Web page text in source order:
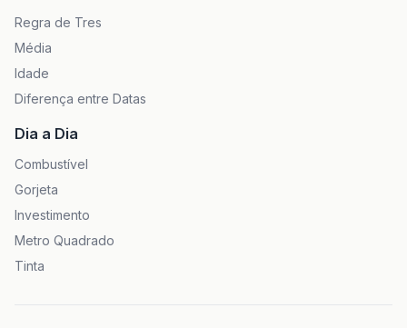
Regra de Tres
Média
Idade
Diferença entre Datas
Dia a Dia
Combustível
Gorjeta
Investimento
Metro Quadrado
Tinta